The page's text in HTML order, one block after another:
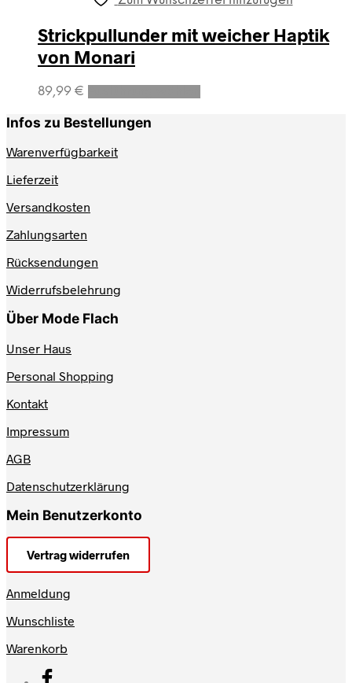
auf.
Die
Strickpullunder mit weicher Haptik
von Monari
89,99 €
Dieses
Infos zu Bestellungen
Warenverfügbarkeit
Lieferzeit
Versandkosten
Zahlungsarten
Rücksendungen
Widerrufsbelehrung
Über Mode Flach
Unser Haus
Personal Shopping
Kontakt
Impressum
AGB
Datenschutzerklärung
Mein Benutzerkonto
Vertrag widerrufen
Anmeldung
Wunschliste
Warenkorb